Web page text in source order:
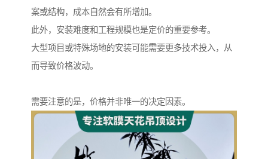
案或结构，成本自然会有所增加。
此外，安装难度和工程规模也是定价的重要参考。
大型项目或特殊场地的安装可能需要更多技术投入，从
而导致价格波动。
需要注意的是，价格并非唯一的决定因素。